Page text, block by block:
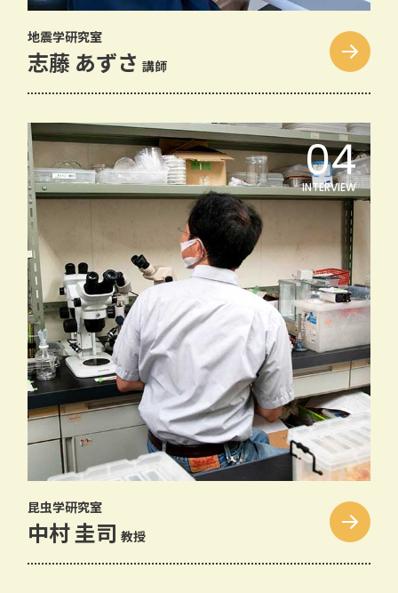
地震学研究室
志藤 あずさ 講師
昆虫学研究室
中村 圭司 教授